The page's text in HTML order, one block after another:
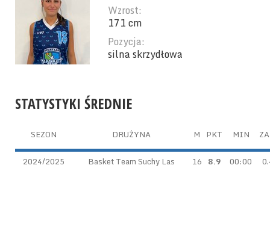
Wzrost:
171 cm
Pozycja:
silna skrzydłowa
STATYSTYKI ŚREDNIE
SEZON DRUŻYNA M PKT MIN
2024/2025 Basket Team Suchy Las 16 8.9 00:00